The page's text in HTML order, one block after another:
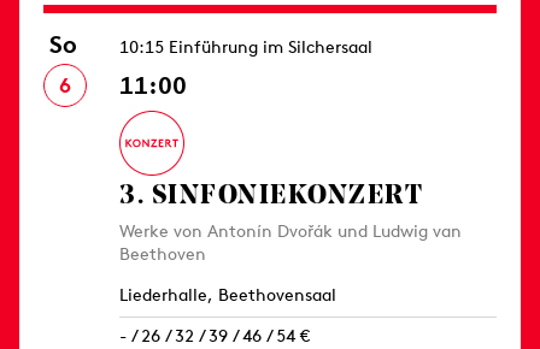
So
6
10:15 Einführung im Silchersaal
11:00
3. SINFONIE­KONZERT
Werke von Antonín Dvořák und Ludwig van
Beethoven
Liederhalle, Beethovensaal
- / 26 / 32 / 39 / 46 / 54 €